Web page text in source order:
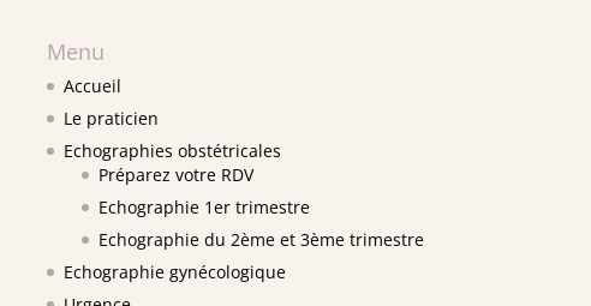
Menu
Accueil
Le praticien
Echographies obstétricales
Préparez votre RDV
Echographie 1er trimestre
Echographie du 2ème et 3ème trimestre
Echographie gynécologique